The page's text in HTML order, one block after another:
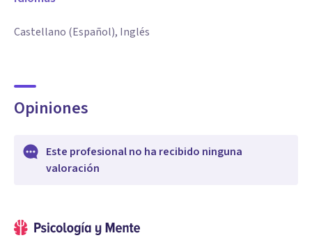
Castellano (Español), Inglés
Opiniones
Este profesional no ha recibido ninguna
valoración